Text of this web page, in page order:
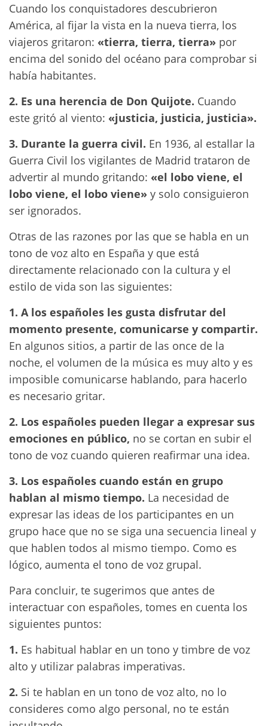
Cuando los conquistadores descubrieron
América, al fijar la vista en la nueva tierra, los
viajeros gritaron: «tierra, tierra, tierra» por
encima del sonido del océano para comprobar si
había habitantes.
2. Es una herencia de Don Quijote. Cuando
este gritó al viento: «justicia, justicia, justicia».
3. Durante la guerra civil. En 1936, al estallar la
Guerra Civil los vigilantes de Madrid trataron de
advertir al mundo gritando: «el lobo viene, el
lobo viene, el lobo viene» y solo consiguieron
ser ignorados.
Otras de las razones por las que se habla en un
tono de voz alto en España y que está
directamente relacionado con la cultura y el
estilo de vida son las siguientes:
1. A los españoles les gusta disfrutar del
momento presente, comunicarse y compartir.
En algunos sitios, a partir de las once de la
noche, el volumen de la música es muy alto y es
imposible comunicarse hablando, para hacerlo
es necesario gritar.
2. Los españoles pueden llegar a expresar sus
emociones en público, no se cortan en subir el
tono de voz cuando quieren reafirmar una idea.
3. Los españoles cuando están en grupo
hablan al mismo tiempo. La necesidad de
expresar las ideas de los participantes en un
grupo hace que no se siga una secuencia lineal y
que hablen todos al mismo tiempo. Como es
lógico, aumenta el tono de voz grupal.
Para concluir, te sugerimos que antes de
interactuar con españoles, tomes en cuenta los
siguientes puntos:
1. Es habitual hablar en un tono y timbre de voz
alto y utilizar palabras imperativas.
2. Si te hablan en un tono de voz alto, no lo
consideres como algo personal, no te están